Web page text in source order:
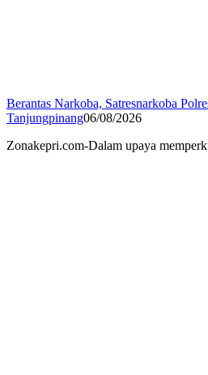
Berantas Narkoba, Satresnarkoba
Tanjungpinang06/08/2026
Zonakepri.com-Dalam upaya